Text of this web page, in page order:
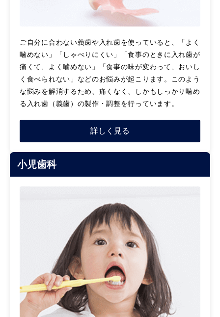
ご自分に合わない義歯や入れ歯を使っていると、「よく
噛めない」「しゃべりにくい」「食事のときに入れ歯が
痛くて、よく噛めない」「食事の味が変わって、おいし
く食べられない」などのお悩みが起こります。このよう
な悩みを解消するため、痛くなく、しかもしっかり噛め
る入れ歯（義歯）の製作・調整を行っています。
詳しく見る
小児歯科